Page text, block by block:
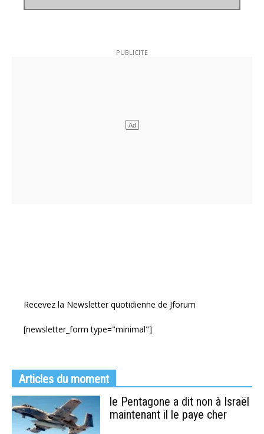
Recevez la Newsletter quotidienne de Jforum
[newsletter_form type="minimal"]
Articles du moment
le Pentagone a dit non à Israël
maintenant il le paye cher